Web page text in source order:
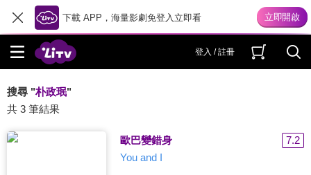
下載 APP，海量影劇免登入立即看
登入 / 註冊
搜尋 "朴政珉"
共 3 筆結果
歐巴變錯身
7.2
You and I